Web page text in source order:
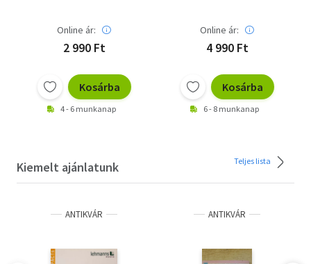
Online ár:
2 990 Ft
Kosárba
4 - 6 munkanap
Online ár:
4 990 Ft
Kosárba
6 - 8 munkanap
Kiemelt ajánlatunk Teljes lista
ANTIKVÁR ANTIKVÁR